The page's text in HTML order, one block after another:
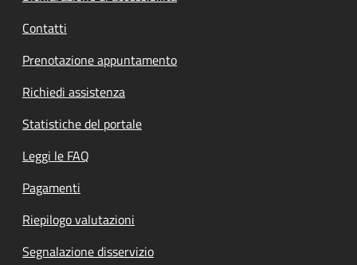
Contatti
Prenotazione appuntamento
Richiedi assistenza
Statistiche del portale
Leggi le FAQ
Pagamenti
Riepilogo valutazioni
Segnalazione disservizio